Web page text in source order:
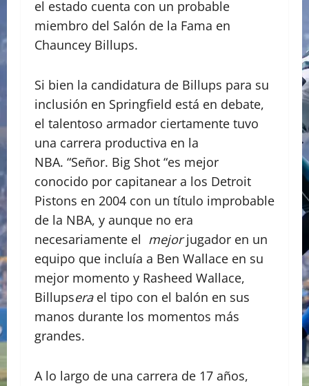
el estado cuenta con un probable
miembro del Salón de la Fama en
Chauncey Billups.
Si bien la candidatura de Billups para su
inclusión en Springfield está en debate,
el talentoso armador ciertamente tuvo
una carrera productiva en la
NBA. “Señor. Big Shot “es mejor
conocido por capitanear a los Detroit
Pistons en 2004 con un título improbable
de la NBA, y aunque no era
necesariamente el mejorjugador en un
equipo que incluía a Ben Wallace en su
mejor momento y Rasheed Wallace,
Billupserael tipo con el balón en sus
manos durante los momentos más
grandes.
A lo largo de una carrera de 17 años,